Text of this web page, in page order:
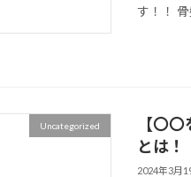
す！！
Uncategorized
【〇
とは！
2024年3月